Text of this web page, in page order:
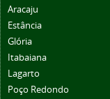
Aracaju
Estância
Glória
Itabaiana
Lagarto
Poço Redondo